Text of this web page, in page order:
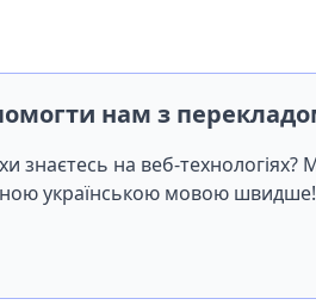
нам з
знаєтесь на веб-
українською мовою швидше!